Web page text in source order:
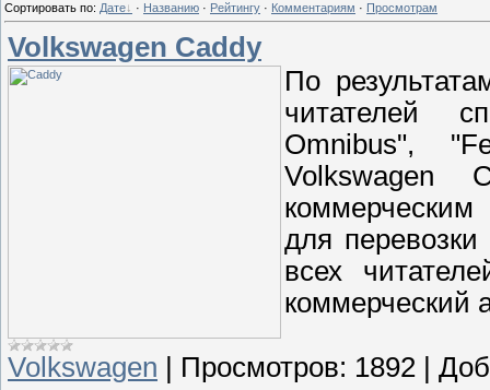
Сортировать по: Дате · Названию · Рейтингу · Комментариям · Просмотрам
Volkswagen Caddy
По
читателей
Omnibus",
для
всех
коммерческий
Volkswagen Просмотров: 1892